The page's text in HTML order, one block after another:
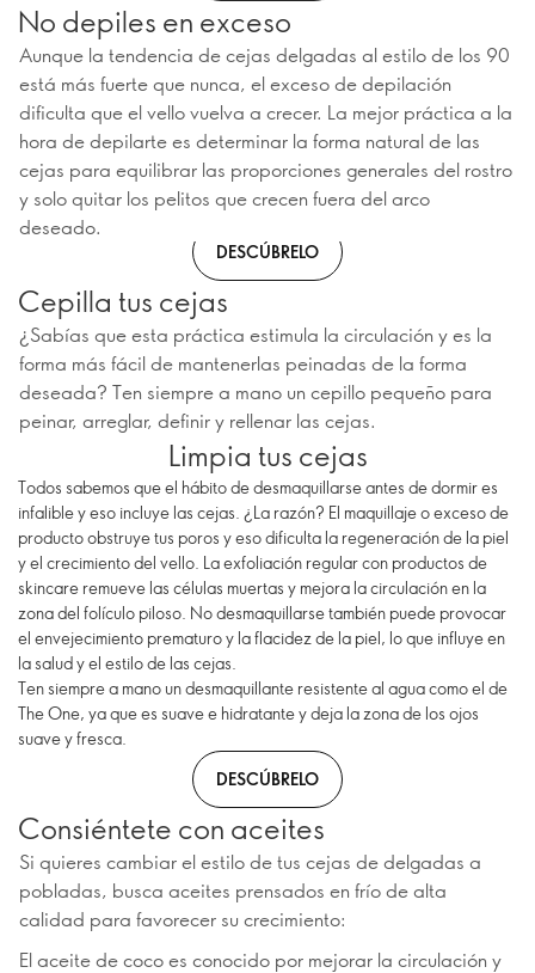
No depiles en exceso
Aunque la tendencia de cejas delgadas al estilo de los 90
está más fuerte que nunca, el exceso de depilación
dificulta que el vello vuelva a crecer. La mejor práctica a la
hora de depilarte es determinar la forma natural de las
cejas para equilibrar las proporciones generales del rostro
y solo quitar los pelitos que crecen fuera del arco
deseado.
DESCÚBRELO
Cepilla tus cejas
¿Sabías que esta práctica estimula la circulación y es la
forma más fácil de mantenerlas peinadas de la forma
deseada? Ten siempre a mano un cepillo pequeño para
peinar, arreglar, definir y rellenar las cejas.
Limpia tus cejas
Todos sabemos que el hábito de desmaquillarse antes de dormir es
infalible y eso incluye las cejas. ¿La razón? El maquillaje o exceso de
producto obstruye tus poros y eso dificulta la regeneración de la piel
y el crecimiento del vello. La exfoliación regular con productos de
skincare remueve las células muertas y mejora la circulación en la
zona del folículo piloso. No desmaquillarse también puede provocar
el envejecimiento prematuro y la flacidez de la piel, lo que influye en
la salud y el estilo de las cejas.
Ten siempre a mano un desmaquillante resistente al agua como el de
The One, ya que es suave e hidratante y deja la zona de los ojos
suave y fresca.
DESCÚBRELO
Consiéntete con aceites
Si quieres cambiar el estilo de tus cejas de delgadas a
pobladas, busca aceites prensados en frío de alta
calidad para favorecer su crecimiento:
El aceite de coco es conocido por mejorar la circulación y